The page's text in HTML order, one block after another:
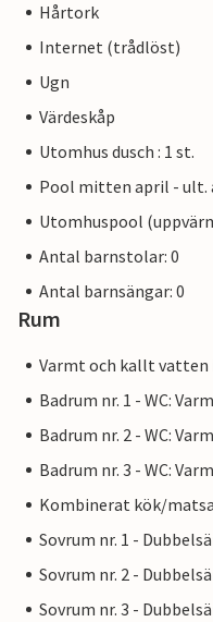
Hårtork
Internet (trådlöst)
Ugn
Värdeskåp
Utomhus dusch : 1 st.
Pool mitten april - ult.
Utomhuspool
Antal barnstolar: 0
Antal barnsängar: 0
Rum
Varmt och kallt vatten
Badrum nr. 1 - WC:
Badrum nr. 2 - WC:
Badrum nr. 3 - WC:
Kombinerat kök/
Sovrum nr. 1 -
Sovrum nr. 2 -
Sovrum nr. 3 -